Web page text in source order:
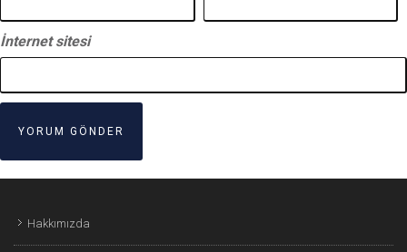
İnternet sitesi
Hakkımızda